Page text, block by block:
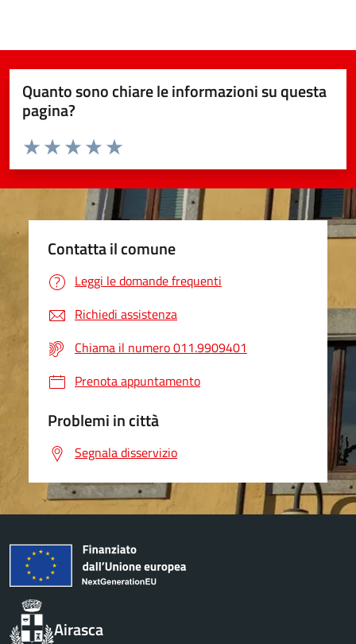
Quanto sono chiare le informazioni su questa
pagina?
Valuta da 1 a 5 stelle la pagina
Valuta 5 stelle su 5
Valuta 4 stelle su 5
Valuta 3 stelle su 5
Valuta 2 stelle su 5
Valuta 1 stelle su 5
Contatta il comune
Leggi le domande frequenti
Richiedi assistenza
Chiama il numero 011.9909401
Prenota appuntamento
Problemi in città
Segnala disservizio
Airasca